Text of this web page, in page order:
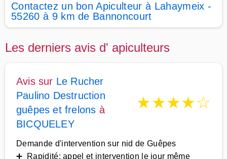
Contactez un bon Apiculteur à Lahaymeix -
55260 à 9 km de Bannoncourt
Les derniers avis d' apiculteurs
Avis sur Le Rucher
Paulino Destruction
guêpes et frelons à
BICQUELEY
★★★★☆
Demande d'intervention sur nid de Guêpes
➕ Rapidité: appel et intervention le jour même